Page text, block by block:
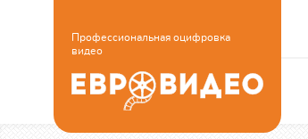
Профессиональная оцифровка
видео